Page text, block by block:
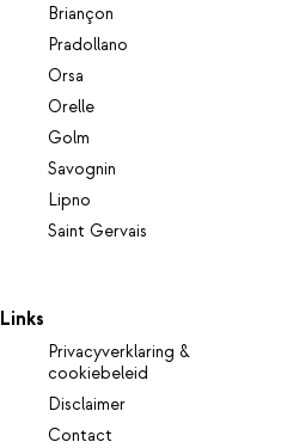
Briançon
Pradollano
Orsa
Orelle
Golm
Savognin
Lipno
Saint Gervais
Links
Privacyverklaring &
cookiebeleid
Disclaimer
Contact